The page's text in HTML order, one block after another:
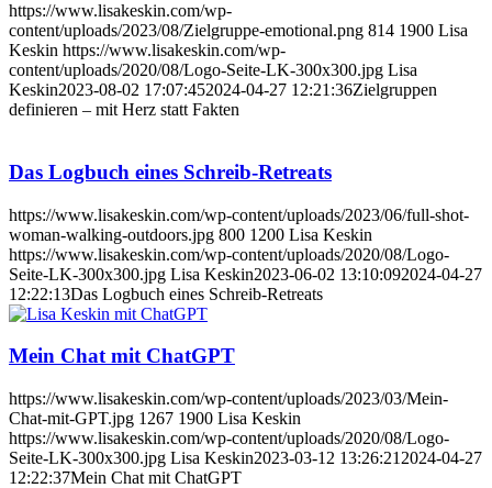
https://www.lisakeskin.com/wp-
content/uploads/2023/08/Zielgruppe-emotional.png 814 1900 Lisa
Keskin https://www.lisakeskin.com/wp-
content/uploads/2020/08/Logo-Seite-LK-300x300.jpg Lisa
Keskin2023-08-02 17:07:452024-04-27 12:21:36Zielgruppen
definieren – mit Herz statt Fakten
Das Logbuch eines Schreib-Retreats
https://www.lisakeskin.com/wp-content/uploads/2023/06/full-shot-
woman-walking-outdoors.jpg 800 1200 Lisa Keskin
https://www.lisakeskin.com/wp-content/uploads/2020/08/Logo-
Seite-LK-300x300.jpg Lisa Keskin2023-06-02 13:10:092024-04-27
12:22:13Das Logbuch eines Schreib-Retreats
Mein Chat mit ChatGPT
https://www.lisakeskin.com/wp-content/uploads/2023/03/Mein-
Chat-mit-GPT.jpg 1267 1900 Lisa Keskin
https://www.lisakeskin.com/wp-content/uploads/2020/08/Logo-
Seite-LK-300x300.jpg Lisa Keskin2023-03-12 13:26:21 2024-04-27
12:22:37Mein Chat mit ChatGPT